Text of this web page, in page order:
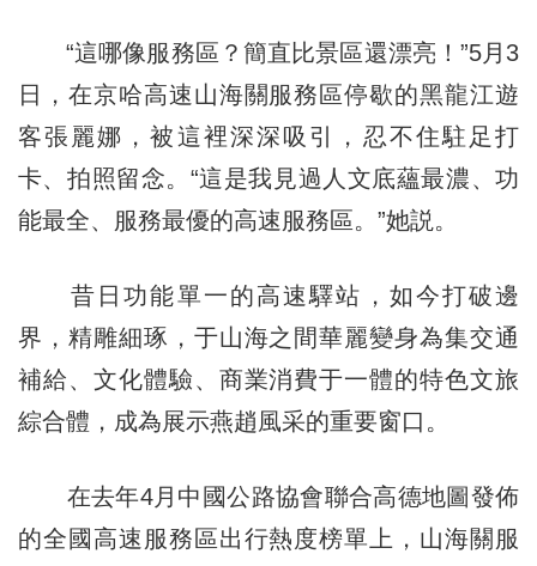
“這哪像服務區？簡直比景區還漂亮！”5月3
日，在京哈高速山海關服務區停歇的黑龍江遊
客張麗娜，被這裡深深吸引，忍不住駐足打
卡、拍照留念。“這是我見過人文底蘊最濃、功
能最全、服務最優的高速服務區。”她説。
昔日功能單一的高速驛站，如今打破邊
界，精雕細琢，于山海之間華麗變身為集交通
補給、文化體驗、商業消費于一體的特色文旅
綜合體，成為展示燕趙風采的重要窗口。
在去年4月中國公路協會聯合高德地圖發佈
的全國高速服務區出行熱度榜單上，山海關服